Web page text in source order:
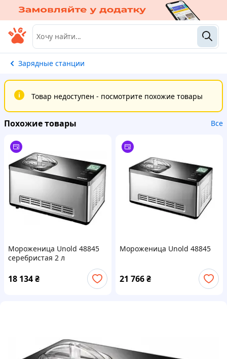
Зарядные станции
Товар недоступен - посмотрите похожие товары
Похожие товары Все
Мороженица Unold 48845
серебристая 2 л
18 134₴
Мороженица Unold 48845
21 766₴